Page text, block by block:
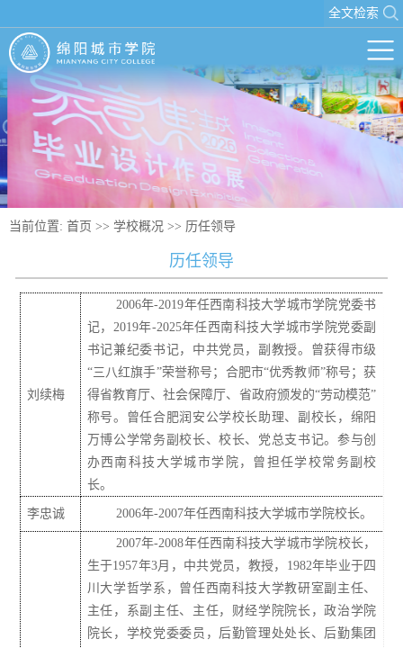
全文检索
当前位置: 首页 >> 学校概况 >> 历任领导
历任领导
刘续梅
2006年-2019年任西南科技大学城市学院党委书
记，2019年-2025年任西南科技大学城市学院党委副
书记兼纪委书记，中共党员，副教授。曾获得市级
“三八红旗手”荣誉称号；合肥市“优秀教师”称号；获
得省教育厅、社会保障厅、省政府颁发的“劳动模范”
称号。曾任合肥润安公学校长助理、副校长，绵阳
万博公学常务副校长、校长、党总支书记。参与创
办西南科技大学城市学院，曾担任学校常务副校
长。
李忠诚 2006年-2007年任西南科技大学城市学院校长。
2007年-2008年任西南科技大学城市学院校长，
生于1957年3月，中共党员，教授，1982年毕业于四
川大学哲学系，曾任西南科技大学教研室副主任、
主任，系副主任、主任，财经学院院长，政治学院
院长，学校党委委员，后勤管理处处长、后勤集团